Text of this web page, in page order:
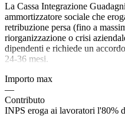
La Cassa Integrazione
ammortizzatore sociale che
retribuzione persa (fino a
riorganizzazione o crisi
dipendenti e richiede un
24-36 mesi.
Importo max
—
Contributo
INPS eroga ai lavoratori l'80%